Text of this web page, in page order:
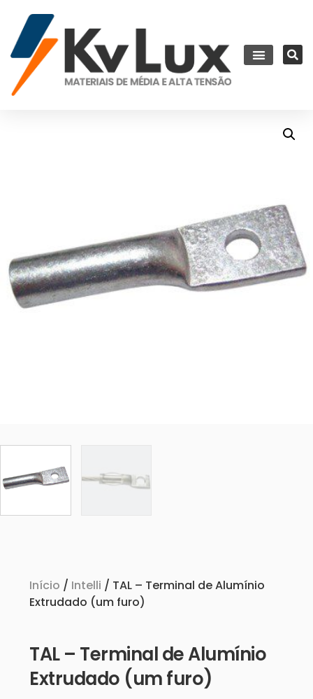
Início / Intelli / TAL – Terminal de Alumínio
Extrudado (um furo)
TAL – Terminal de Alumínio
Extrudado (um furo)